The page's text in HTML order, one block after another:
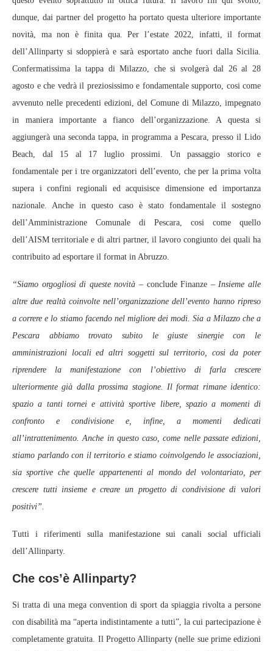
dunque, dai partner del progetto ha portato questa ulteriore importante
novità, ma non è finita qua. Per l’estate 2022, infatti, il format
dell’Allinparty si sdoppierà e sarà esportato anche fuori dalla Sicilia.
Confermatissima la tappa di Milazzo, che si svolgerà dal 26 al 28
agosto e che vedrà il preziosissimo e fondamentale supporto, cosi come
avvenuto nelle precedenti edizioni, del Comune di Milazzo, impegnato
in maniera importante a fianco dell’organizzazione. A questa si
aggiungerà una seconda tappa, in programma a Pescara, presso il Lido
Beach, dal 15 al 17 luglio prossimi. Un passaggio storico e
fondamentale per i tre organizzatori dell’evento, che per la prima volta
supera i confini regionali ed acquisisce dimensione ed importanza
nazionale. Anche in questo caso è stato fondamentale il sostegno
dell’Amministrazione Comunale di Pescara, cosi come quello
dell’AISM territoriale e di altri partner, il lavoro congiunto dei quali ha
contribuito ad esportare il format in Abruzzo.
“Siamo orgogliosi di queste novità – conclude Finanze – Insieme alle
altre due realtà coinvolte nell’organizzazione dell’evento hanno ripreso
a correre e lo stiamo facendo nel migliore dei modi. Sia a Milazzo che a
Pescara abbiamo trovato subito le giuste sinergie con le
amministrazioni locali ed altri soggetti sul territorio, cosi da poter
riprendere la manifestazione con l’obiettivo di farla crescere
ulteriormente già dalla prossima stagione. Il format rimane identico:
spazio a tanti tornei e attività sportive libere, spazio a momenti di
confronto e condivisione e, infine, a momenti dedicati
all’intrattenimento. Anche in questo caso, come nelle passate edizioni,
stiamo parlando con il territorio e stiamo coinvolgendo le associazioni,
sia sportive che quelle appartenenti al mondo del volontariato, per
crescere tutti insieme e creare un progetto di condivisione di valori
positivi”.
Tutti i riferimenti sulla manifestazione sui canali social ufficiali
dell’Allinparty.
Che cos’è Allinparty?
Si tratta di una mega convention di sport da spiaggia rivolta a persone
con disabilità ma “aperta indistintamente a tutti”, la cui partecipazione è
completamente gratuita. Il Progetto Allinparty (nelle sue prime edizioni